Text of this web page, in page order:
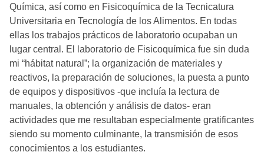
Química, así como en Fisicoquímica de la Tecnicatura
Universitaria en Tecnología de los Alimentos. En todas
ellas los trabajos prácticos de laboratorio ocupaban un
lugar central. El laboratorio de Fisicoquímica fue sin duda
mi “hábitat natural”; la organización de materiales y
reactivos, la preparación de soluciones, la puesta a punto
de equipos y dispositivos -que incluía la lectura de
manuales, la obtención y análisis de datos- eran
actividades que me resultaban especialmente gratificantes
siendo su momento culminante, la transmisión de esos
conocimientos a los estudiantes.